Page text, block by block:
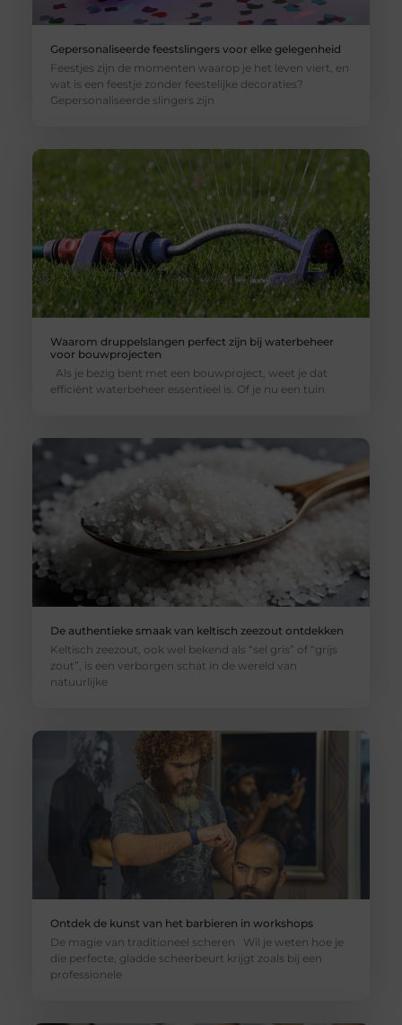
Gepersonaliseerde feestslingers voor elke gelegenheid
Feestjes zijn de momenten waarop je het leven viert, en
wat is een feestje zonder feestelijke decoraties?
Gepersonaliseerde slingers zijn
Waarom druppelslangen perfect zijn bij waterbeheer
voor bouwprojecten
Als je bezig bent met een bouwproject, weet je dat
efficiënt waterbeheer essentieel is. Of je nu een tuin
De authentieke smaak van keltisch zeezout ontdekken
Keltisch zeezout, ook wel bekend als “sel gris” of “grijs
zout”, is een verborgen schat in de wereld van
natuurlijke
Ontdek de kunst van het barbieren in workshops
De magie van traditioneel scheren Wil je weten hoe je
die perfecte, gladde scheerbeurt krijgt zoals bij een
professionele